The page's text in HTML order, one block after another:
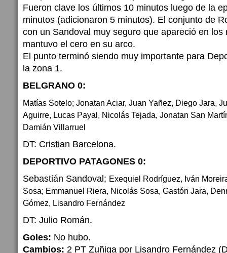
Fueron clave los últimos 10 minutos luego de la
minutos (adicionaron 5 minutos). El conjunto de
con un Sandoval muy seguro que apareció en los
mantuvo el cero en su arco.
El punto terminó siendo muy importante para
la zona 1.
BELGRANO 0:
Matías Sotelo; Jonatan Aciar, Juan Yañez, Diego Jara,
Aguirre, Lucas Payal, Nicolás Tejada, Jonatan San
Damián Villarruel
DT: Cristian Barcelona.
DEPORTIVO PATAGONES 0:
Sebastián Sandoval; Exequiel Rodríguez, Iván
Sosa; Emmanuel Riera, Nicolás Sosa, Gastón Jara,
Gómez, Lisandro Fernández
DT: Julio Román.
Goles: No hubo.
Cambios: 2 PT Zuñiga por Lisandro Fernández